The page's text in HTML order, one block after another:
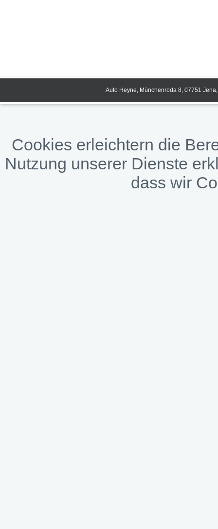
Auto Heyne, Münchenroda 8, 07751
Cookies erleichtern die
Nutzung unserer Dienste
dass wir